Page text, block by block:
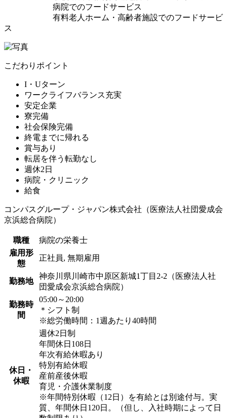
病院でのフードサービス
有料老人ホーム・高齢者施設でのフードサービ
ス
こだわりポイント
I・Uターン
ワークライフバランス充実
安定企業
寮完備
社会保険完備
終電までに帰れる
賞与あり
転居を伴う転勤なし
週休2日
病院・クリニック
給食
コンパスグループ・ジャパン株式会社（医療法人社団愛成会
京浜総合病院）
職種
病院の栄養士
雇用形
態
正社員, 無期雇用
勤務地
神奈川県川崎市中原区新城1丁目2-2（医療法人社
団愛成会京浜総合病院）
勤務時
間
05:00～20:00
＊シフト制
※総労働時間：1週あたり40時間
休日・
休暇
週休2日制
年間休日108日
年次有給休暇あり
特別有給休暇
産前産後休暇
育児・介護休業制度
※年間特別休暇（12日）を有給とは別途付与。実
質、年間休日120日。（但し、入社時期によって日